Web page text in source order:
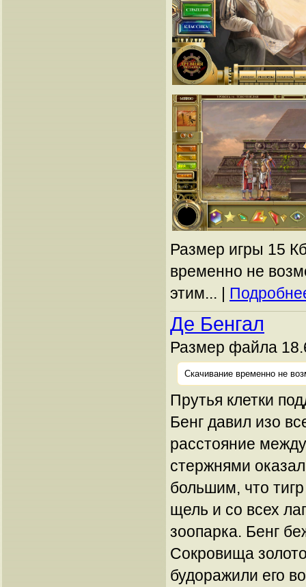
Размер игры 15
временно не
этим... |
Де Бенгал
Размер файла
Скачивание временно не
Прутья клетки
Бенг давил изо
расстояние
стержнями
большим, что
щель и со всех
зоопарка. Бенг
Сокровища
будоражили его